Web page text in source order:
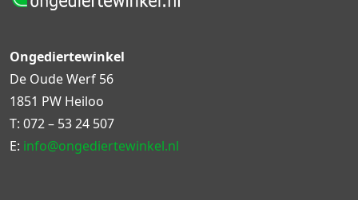
Ongediertewinkel
De Oude Werf 56
1851 PW Heiloo
T: 072 – 53 24 507
E: info@ongediertewinkel.nl